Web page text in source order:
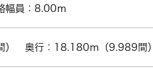
幅員：8.00ｍ
） 奥行：18.180ｍ（9.989間）